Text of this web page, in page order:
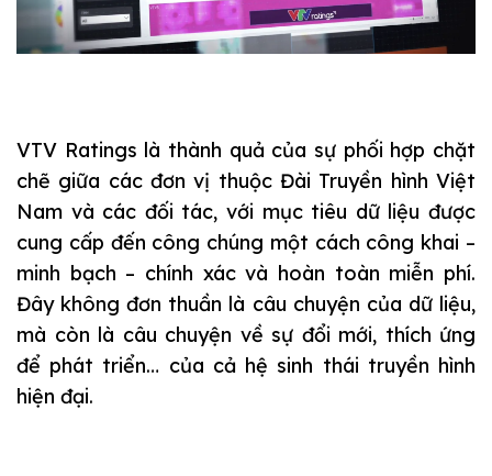
VTV Ratings là thành quả của sự phối hợp chặt
chẽ giữa các đơn vị thuộc Đài Truyền hình Việt
Nam và các đối tác, với mục tiêu dữ liệu được
cung cấp đến công chúng một cách công khai –
minh bạch – chính xác và hoàn toàn miễn phí.
Đây không đơn thuần là câu chuyện của dữ liệu,
mà còn là câu chuyện về sự đổi mới, thích ứng
để phát triển… của cả hệ sinh thái truyền hình
hiện đại.